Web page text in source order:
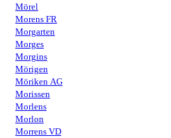
Mörel
Morens FR
Morgarten
Morges
Morgins
Mörigen
Möriken AG
Morissen
Morlens
Morlon
Morrens VD